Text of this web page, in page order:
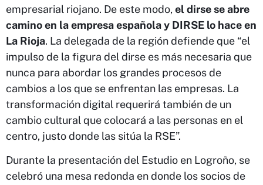
empresarial riojano. De este modo, el dirse se abre
camino en la empresa española y DIRSE lo hace en
La Rioja. La delegada de la región defiende que “el
impulso de la figura del dirse es más necesaria que
nunca para abordar los grandes procesos de
cambios a los que se enfrentan las empresas. La
transformación digital requerirá también de un
cambio cultural que colocará a las personas en el
centro, justo donde las sitúa la RSE”.
Durante la presentación del Estudio en Logroño, se
celebró una mesa redonda en donde los socios de